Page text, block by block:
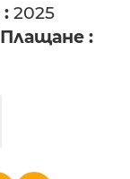
: 2025
: